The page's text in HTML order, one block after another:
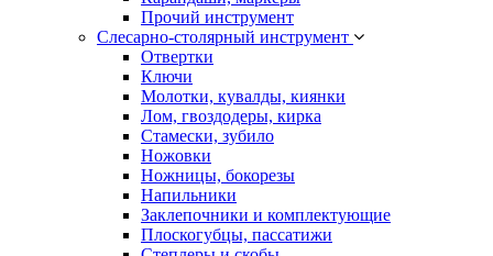
Прочий инструмент
Слесарно-столярный инструмент
Отвертки
Ключи
Молотки, кувалды, киянки
Лом, гвоздодеры, кирка
Стамески, зубило
Ножовки
Ножницы, бокорезы
Напильники
Заклепочники и комплектующие
Плоскогубцы, пассатижи